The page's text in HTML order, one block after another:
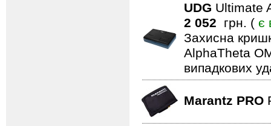
UDG Ultimate
2 052 грн. ( є
Захисна
AlphaTheta
випадкових
Marantz PRO